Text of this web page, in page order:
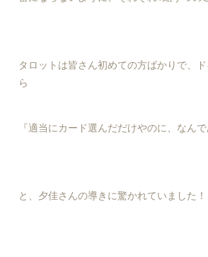
タロットは皆さん初めての方ばかりで、
ら
『適当にカード選んだだけやのに、なん
と、夕佳さんの導きに驚かれていました！